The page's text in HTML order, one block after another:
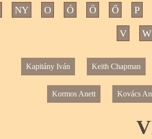
NY O Ó Ö Ő P
V W
Kapitány Iván Keith Chapman
Kormos Anett Kovács